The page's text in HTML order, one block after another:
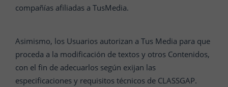
compañías afiliadas a TusMedia.
Asimismo, los Usuarios autorizan a Tus Media para que
proceda a la modificación de textos y otros Contenidos,
con el fin de adecuarlos según exijan las
especificaciones y requisitos técnicos de CLASSGAP.